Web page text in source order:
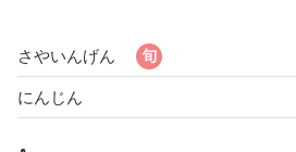
さやいんげん
にんじん